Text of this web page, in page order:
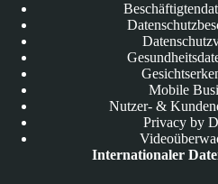
Mobile
Nutzer- &
Privacy by
Internationaler